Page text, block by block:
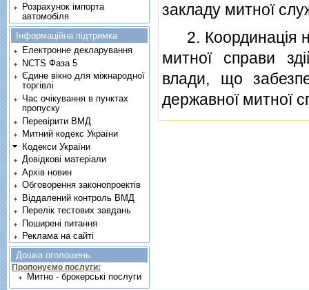
закладу митної
2. Координацiя
митної справи
влади, що
державної митної
Розрахунок імпорта
автомобіля
Інформаційна підтримка
Електронне декларування
NCTS Фаза 5
Єдине вікно для міжнародної
торгівлі
Час очікування в пунктах
пропуску
Перевірити ВМД
Митний кодекс України
Кодекси України
Довідкові матеріали
Архів новин
Обговорення законопроектів
Віддалений контроль ВМД
Перелік тестових завдань
Поширені питання
Реклама на сайті
Дошка оголошень
Пропонуємо послуги:
Митно - брокерські послуги